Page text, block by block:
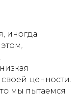
иногда
ценности.
мы пытаемся